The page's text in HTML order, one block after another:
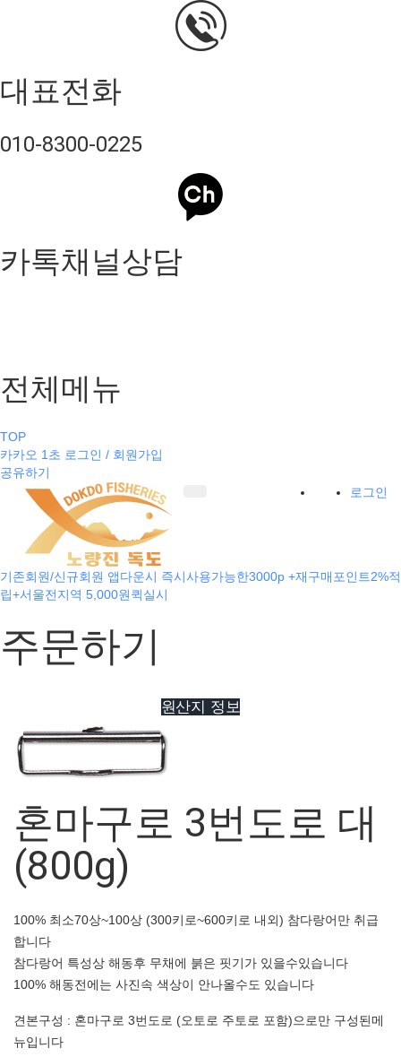
대표전화
010-8300-0225
카톡채널상담
전체메뉴
TOP
카카오 1초 로그인 / 회원가입
공유하기
로그인
기존회원/신규회원 앱다운시 즉시사용가능한3000p +재구매포인트2%적
립+서울전지역 5,000원퀵실시
주문하기
원산지 정보
혼마구로 3번도로 대
(800g)
100% 최소70상~100상 (300키로~600키로 내외) 참다랑어만 취급
합니다
참다랑어 특성상 해동후 무채에 붉은 핏기가 있을수있습니다
100% 해동전에는 사진속 색상이 안나올수도 있습니다
견본구성 : 혼마구로 3번도로 (오토로 주토로 포함)으로만 구성된메
뉴입니다